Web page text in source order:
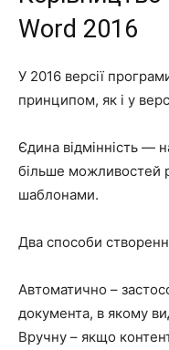
Word 2016
У 2016 версії
принципом, як і у
Єдина відмінність —
більше можливостей
шаблонами.
Два способи
Автоматично –
документа, в якому
Вручну – якщо